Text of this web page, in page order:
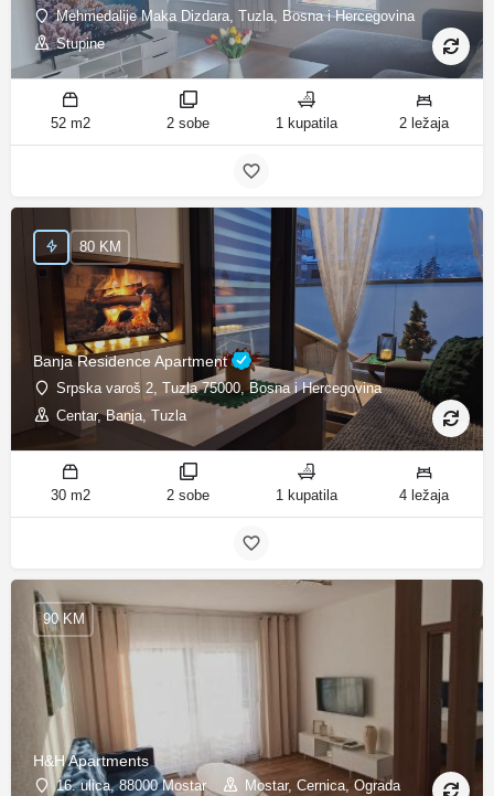
Mehmedalije Maka Dizdara, Tuzla, Bosna i Hercegovina
Stupine
52 m2 2 sobe 1 kupatila 2 ležaja
Banja Residence Apartment
Srpska varoš 2, Tuzla 75000, Bosna i Hercegovina
Centar, Banja, Tuzla
80 KM
30 m2 2 sobe 1 kupatila 4 ležaja
H&H Apartments
16. ulica, 88000 Mostar Mostar, Cernica, Ograda
90 KM